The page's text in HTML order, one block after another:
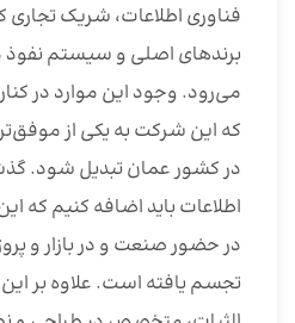
فناوری اطلاعات، شریک تجاری
برندهای اصلی و سیستم
می‌رود. وجود این موارد در
که این شرکت به یکی از
در کشور عمان تبدیل شود.
اطلاعات باید اضافه کنیم که
در حضور صنعت و در بازار و
تجسم یافته است. علاوه بر